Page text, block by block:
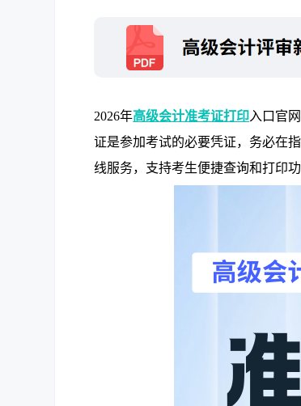
2026年高级会计准考证打印入口官
证是参加考试的必要凭证，务必在
线服务，支持考生便捷查询和打印